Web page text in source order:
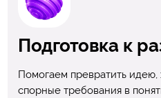
Подготовка к
Помогаем превратить
спорные требования в